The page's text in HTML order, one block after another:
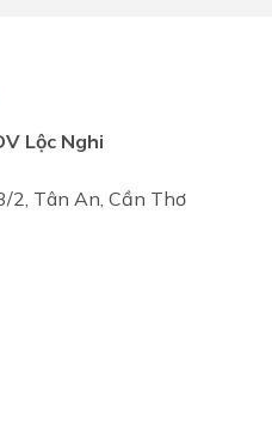
Lộc Nghi
2, Tân An, Cần Thơ